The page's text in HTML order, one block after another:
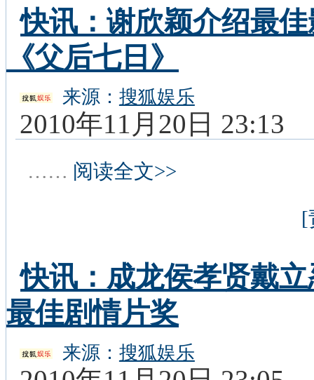
快讯：谢欣颖介绍最
《父后七日》
来源： 搜狐娱乐
2010年11月20日 23:13
…… 阅读全文>>
[
快讯：成龙侯孝贤戴
最佳剧情片奖
来源： 搜狐娱乐